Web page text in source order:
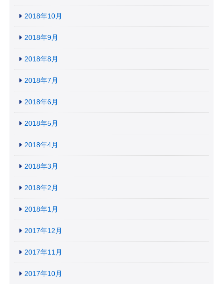
2018年10月
2018年9月
2018年8月
2018年7月
2018年6月
2018年5月
2018年4月
2018年3月
2018年2月
2018年1月
2017年12月
2017年11月
2017年10月